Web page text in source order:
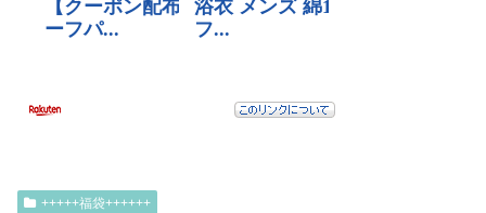
+++++福袋++++++